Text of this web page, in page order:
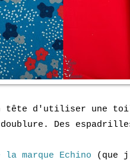
tête d'utiliser une
Des
marque Echino (que